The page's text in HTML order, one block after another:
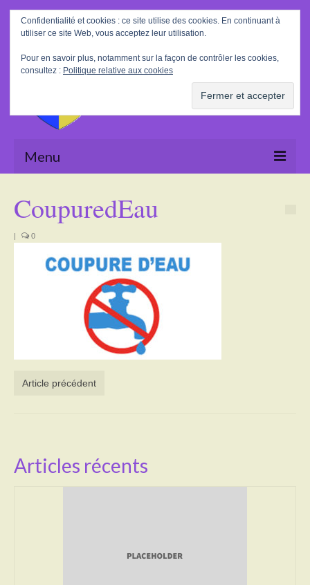
Rechercher
:
Menu
La Mairie
Poésie
Contact
CONSEILLER NUMERIQUE
CoupuredEau
| 0
Article précédent
Articles récents
Confidentialité et cookies : ce site utilise des cookies. En continuant à
utiliser ce site Web, vous acceptez leur utilisation.
Pour en savoir plus, notamment sur la façon de contrôler les cookies,
consultez : Politique relative aux cookies